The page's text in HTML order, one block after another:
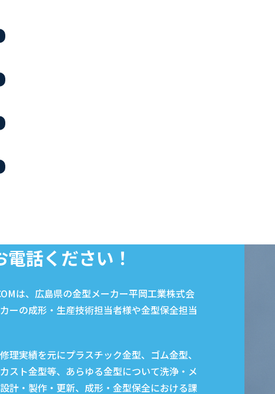
話ください！
は、広島県の金型メーカー平岡工業株式会
ーの成形・生産技術担当者様や金型保全担当
理実績を元にプラスチック金型、ゴム金型、
スト金型等、あらゆる金型について洗浄・メ
計・製作・更新、成形・金型保全における課